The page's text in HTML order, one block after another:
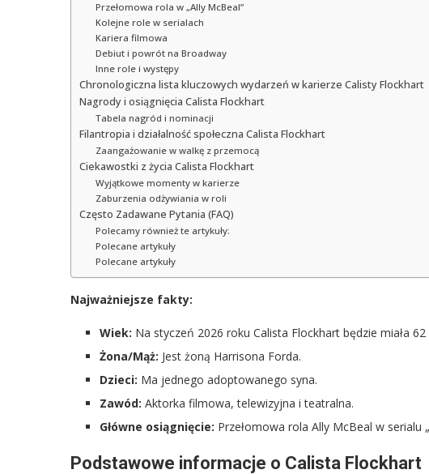
Przełomowa rola w „Ally McBeal”
Kolejne role w serialach
Kariera filmowa
Debiut i powrót na Broadway
Inne role i występy
Chronologiczna lista kluczowych wydarzeń w karierze Calisty Flockhart
Nagrody i osiągnięcia Calista Flockhart
Tabela nagród i nominacji
Filantropia i działalność społeczna Calista Flockhart
Zaangażowanie w walkę z przemocą
Ciekawostki z życia Calista Flockhart
Wyjątkowe momenty w karierze
Zaburzenia odżywiania w roli
Często Zadawane Pytania (FAQ)
Polecamy również te artykuły:
Polecane artykuły
Polecane artykuły
Najważniejsze fakty:
Wiek: Na styczeń 2026 roku Calista Flockhart będzie miała 62
Żona/Mąż: Jest żoną Harrisona Forda.
Dzieci: Ma jednego adoptowanego syna.
Zawód: Aktorka filmowa, telewizyjna i teatralna.
Główne osiągnięcie: Przełomowa rola Ally McBeal w serialu
Podstawowe informacje o Calista Flockhart